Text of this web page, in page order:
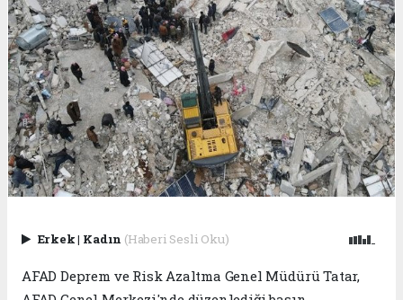
Erkek| Kadın (Haberi Sesli Oku)
AFAD Deprem ve Risk Azaltma Genel Müdürü Tatar,